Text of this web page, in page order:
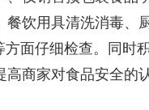
饮用具清洗消毒、
方面仔细检查。同时
高商家对食品安全的